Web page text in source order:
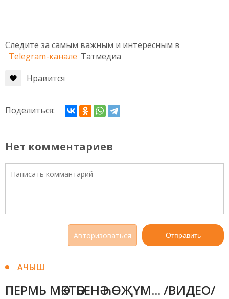
Следите за самым важным и интересным в
Telegram-канале Татмедиа
Нравится
Поделиться:
Нет комментариев
Авторизоваться Отправить
АЧЫШ
ПЕРМЬ МӘКТӘБЕНӘ ҺӨҖҮМ... /ВИДЕО/